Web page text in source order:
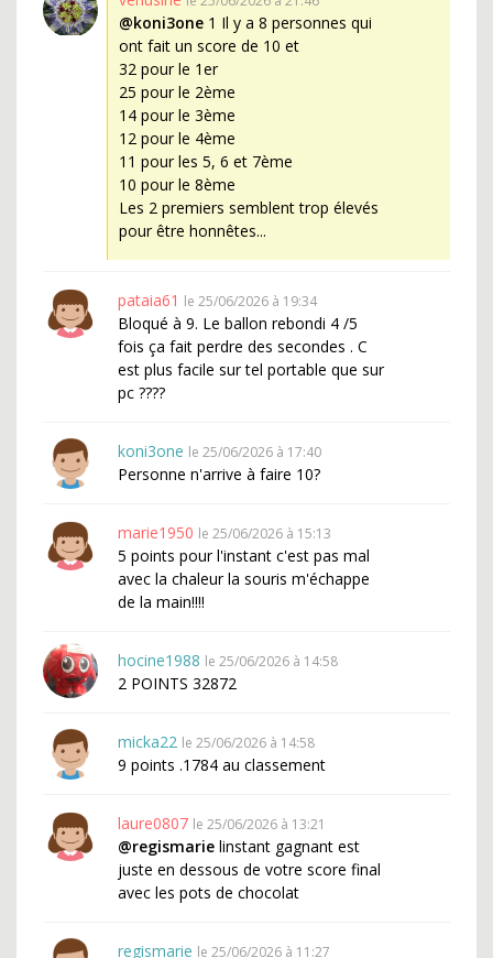
@koni3one 1 Il y a 8 personnes qui
ont fait un score de 10 et
32 pour le 1er
25 pour le 2ème
14 pour le 3ème
12 pour le 4ème
11 pour les 5, 6 et 7ème
10 pour le 8ème
Les 2 premiers semblent trop élevés
pour être honnêtes...
pataia61 le 25/06/2026 à 19:34
Bloqué à 9. Le ballon rebondi 4 /5
fois ça fait perdre des secondes . C
est plus facile sur tel portable que sur
pc ????
koni3one le 25/06/2026 à 17:40
Personne n'arrive à faire 10?
marie1950 le 25/06/2026 à 15:13
5 points pour l'instant c'est pas mal
avec la chaleur la souris m'échappe
de la main!!!!
hocine1988 le 25/06/2026 à 14:58
2 POINTS 32872
micka22 le 25/06/2026 à 14:58
9 points .1784 au classement
laure0807 le 25/06/2026 à 13:21
@regismarie linstant gagnant est
juste en dessous de votre score final
avec les pots de chocolat
regismarie le 25/06/2026 à 11:27